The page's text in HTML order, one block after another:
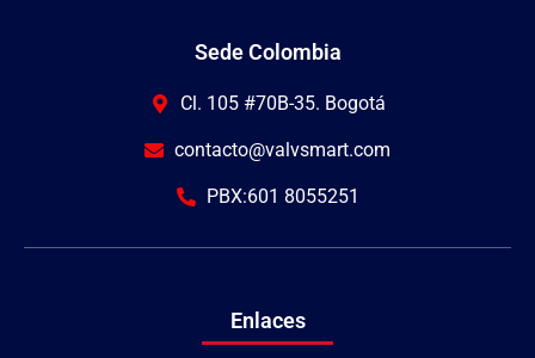
Sede Colombia
Cl. 105 #70B-35. Bogotá
contacto@valvsmart.com
PBX:601 8055251
Enlaces